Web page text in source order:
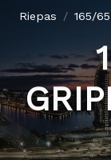
Riepas 165/